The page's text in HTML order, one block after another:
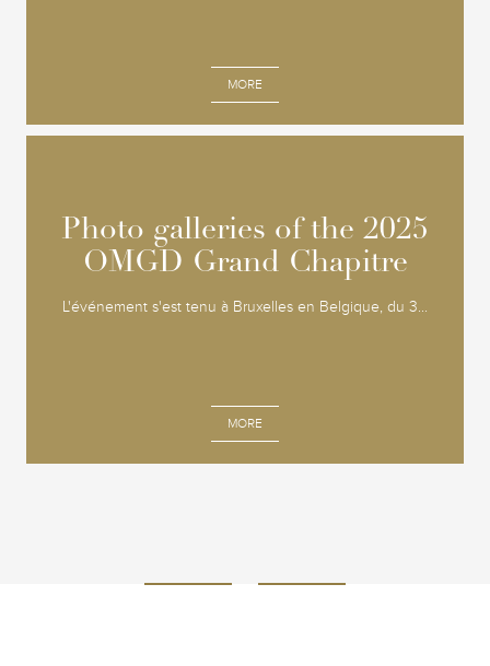
MORE
Photo galleries of the 2025
OMGD Grand Chapitre
L'événement s'est tenu à Bruxelles en Belgique, du 3...
MORE
Photo galleries of the 2025
OMGD Grand Chapitre